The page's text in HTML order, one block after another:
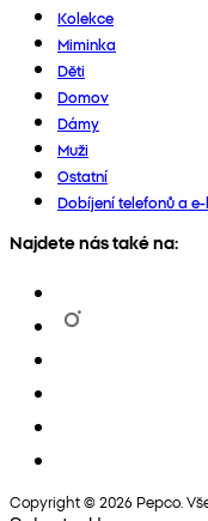
Kolekce
Miminka
Děti
Domov
Dámy
Muži
Ostatní
Dobíjení telefonů a
Najdete nás také na:
Copyright © 2026 Pepco.